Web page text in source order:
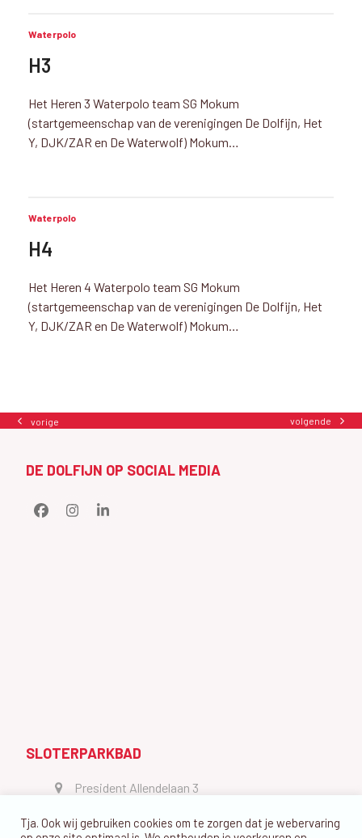
Waterpolo
H3
Het Heren 3 Waterpolo team SG Mokum
(startgemeenschap van de verenigingen De Dolfijn, Het
Y, DJK/ZAR en De Waterwolf) Mokum…
Waterpolo
H4
Het Heren 4 Waterpolo team SG Mokum
(startgemeenschap van de verenigingen De Dolfijn, Het
Y, DJK/ZAR en De Waterwolf) Mokum…
previous
vorige
next
volgende
DE DOLFIJN OP SOCIAL MEDIA
FacebookInstagramLinkedIn
SLOTERPARKBAD
President Allendelaan 3
vragen@dedolfijn.com
Tja. Ook wij gebruiken cookies om te zorgen dat je webervaring